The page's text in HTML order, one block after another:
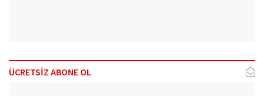
ÜCRETSİZ ABONE OL